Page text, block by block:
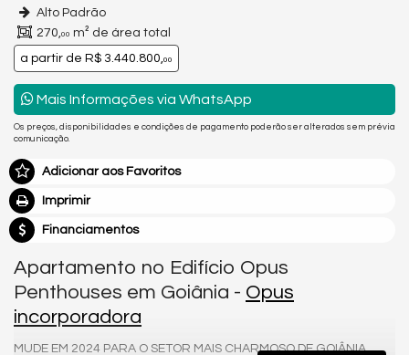
Alto Padrão
270,00 m² de área total
a partir de R$ 3.440.800,00
Mais Informações via WhatsApp
Os preços, disponibilidades e condições de pagamento poderão ser alterados sem prévia
comunicação.
Adicionar aos Favoritos
Imprimir
Financiamentos
Apartamento no Edifício Opus
Penthouses em Goiânia - Opus
incorporadora
MUDE EM 2024 PARA O SETOR MAIS CHARMOSO DE GOIÂNIA